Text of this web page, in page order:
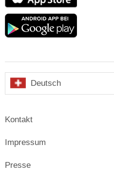
Google
Deutsch
Kontakt
Impressum
Presse